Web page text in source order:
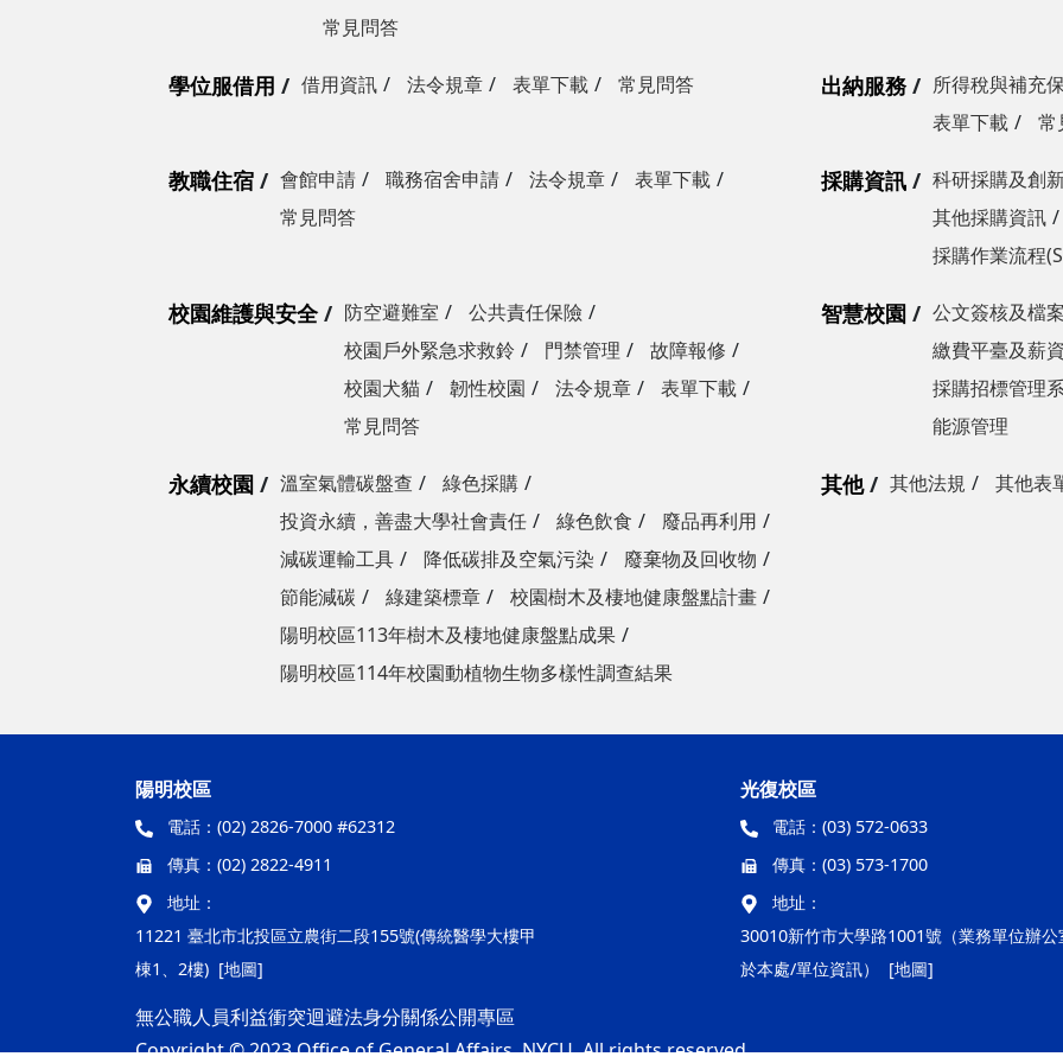
常見問答
學位服借用 借用資訊 法令規章 表單下載 常見問答 出納服務
所得稅與補充
表單下載
常
教職住宿 會館申請 職務宿舍申請 法令規章
表單下載
常見問答
採購資訊
科研採購及創
其他採購資訊
採購作業流程
校園維護與安全 防空避難室
公共責任保險
校園戶外緊急求救鈴
門禁管理
故障報修
校園犬貓
韌性校園 法令規章
表單下載
常見問答
智慧校園
公文簽核及檔
繳費平臺及薪
採購招標管理
能源管理
永續校園 溫室氣體碳盤查
綠色採購
投資永續，善盡大學社會責任
綠色飲食
廢品再利用
減碳運輸工具
降低碳排及空氣污染
廢棄物及回收物
節能減碳
綠建築標章
校園樹木及棲地健康盤點計畫
陽明校區113年樹木及棲地健康盤點成果
陽明校區114年校園動植物生物多樣性調查結果
其他 其他法規 其他表
陽明校區
電話： (02) 2826-7000 #62312
傳真： (02) 2822-4911
地址：
11221 臺北市北投區立農街二段155號(傳統醫學大樓甲
棟1、2樓) [地圖]
光復校區
電話：(03) 572-0633
傳真：(03) 573-1700
地址：
30010新竹市大學路1001號（業務單位辦
於本處/單位資訊）
[地圖]
無公職人員利益衝突迴避法身分關係公開專區
Copyright © 2023 Office of General Affairs, NYCU. All rights reserved.